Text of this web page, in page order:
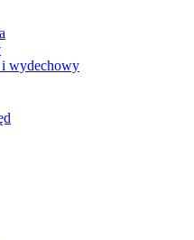
wydechowy